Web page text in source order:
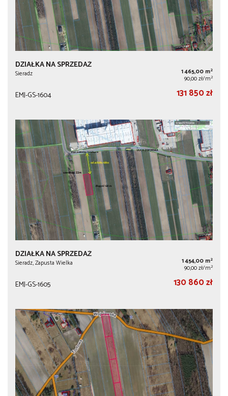
DZIAŁKA NA SPRZEDAŻ
Sieradz 1 465,00 m2
90,00 zł/m2
EMJ-GS-1604 131 850 zł
DZIAŁKA NA SPRZEDAŻ
Sieradz, Zapusta Wielka 1 454,00 m2
90,00 zł/m2
EMJ-GS-1605 130 860 zł